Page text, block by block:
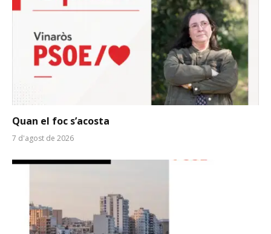
Quan el foc s’acosta
7 d'agost de 2026